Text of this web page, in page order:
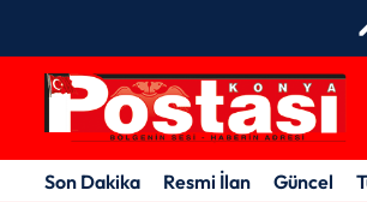
Son Dakika Resmi İlan Güncel